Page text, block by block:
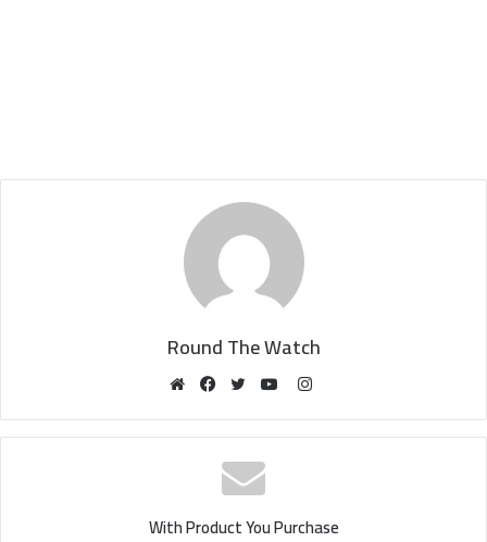
Round The Watch
Instagram
With Product You Purchase